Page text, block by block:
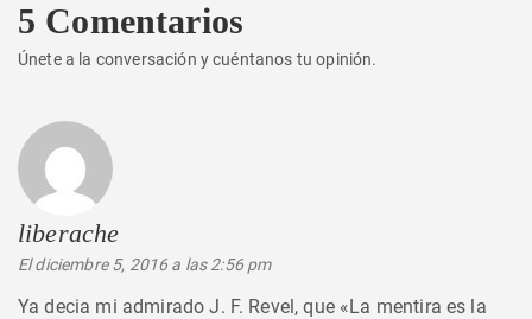
5 Comentarios
Únete a la conversación y cuéntanos tu opinión.
liberache
El diciembre 5, 2016 a las 2:56 pm
Ya decia mi admirado J. F. Revel, que «La mentira es la